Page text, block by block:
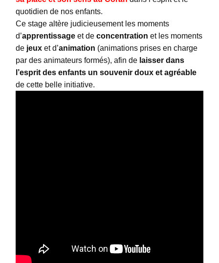
quotidien de nos enfants.
Ce stage altère judicieusement les moments
d’apprentissage et de concentration et les moments
de jeux et d’animation (animations prises en charge
par des animateurs formés), afin de laisser dans
l’esprit des enfants un souvenir doux et agréable
de cette belle initiative.